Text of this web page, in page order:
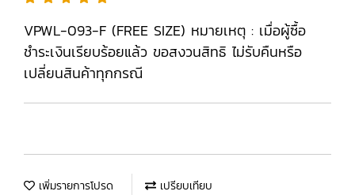
VPWL-093-F (FREE SIZE) หมายเหตุ : เมื่อผู้ซื้อ
ชำระเงินเรียบร้อยแล้ว ขอสงวนสิทธิ ไม่รับคืนหรือ
เปลี่ยนสินค้าทุกกรณี
เพิ่มรายการโปรด เปรียบเทียบ